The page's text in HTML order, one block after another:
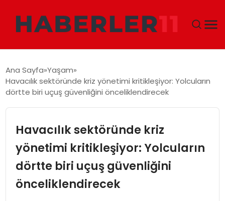
DÜNYA
TEKNOLOJI
Ana Sayfa Yaşam
Havacılık sektöründe kriz yönetimi kritikleşiyor: Yolcuların
dörtte biri uçuş güvenliğini önceliklendirecek
Havacılık sektöründe kriz
yönetimi kritikleşiyor: Yolcuların
dörtte biri uçuş güvenliğini
önceliklendirecek